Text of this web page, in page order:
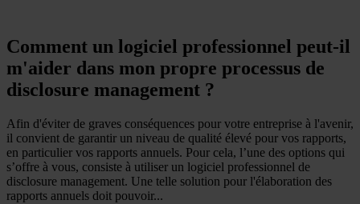
Comment un logiciel professionnel peut-il
m'aider dans mon propre processus de
disclosure management ?
Afin d'éviter de graves conséquences pour votre entreprise à l'avenir,
il convient de garantir un niveau de qualité élevé pour vos rapports,
en particulier vos rapports annuels. Pour cela, l’une des options qui
s’offre à vous, consiste à utiliser un logiciel professionnel de
disclosure management. Une telle solution pour l'élaboration des
rapports annuels doit pouvoir...